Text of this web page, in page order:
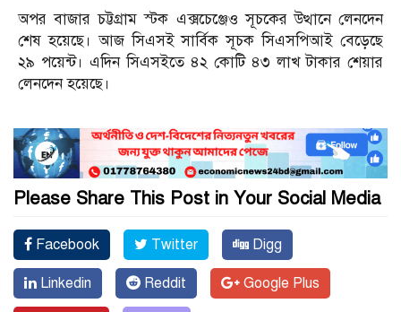
অপর বাজার চট্টগ্রাম স্টক এক্সচেঞ্জেও সূচকের উত্থানে লেনদেন
শেষ হয়েছে। আজ সিএসই সার্বিক সূচক সিএসপিআই বেড়েছে
২৯ পয়েন্ট। এদিন সিএসইতে ৪২ কোটি ৪৩ লাখ টাকার শেয়ার
লেনদেন হয়েছে।
Please Share This Post in Your Social Media
Facebook Twitter Digg
Linkedin Reddit Google Plus